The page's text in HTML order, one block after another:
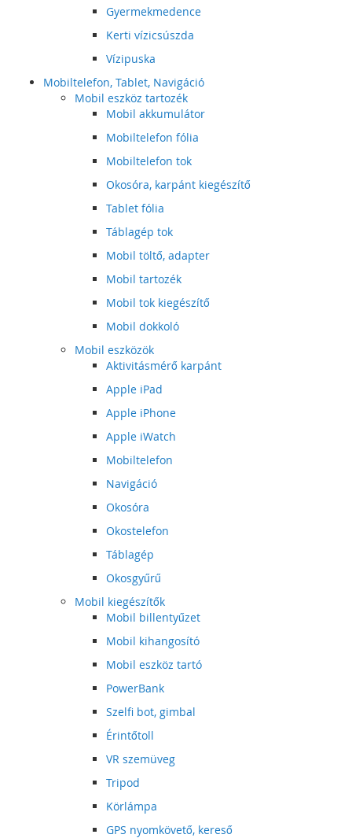
Gyermekmedence
Kerti vízicsúszda
Vízipuska
Mobiltelefon, Tablet, Navigáció
Mobil eszköz tartozék
Mobil akkumulátor
Mobiltelefon fólia
Mobiltelefon tok
Okosóra, karpánt kiegészítő
Tablet fólia
Táblagép tok
Mobil töltő, adapter
Mobil tartozék
Mobil tok kiegészítő
Mobil dokkoló
Mobil eszközök
Aktivitásmérő karpánt
Apple iPad
Apple iPhone
Apple iWatch
Mobiltelefon
Navigáció
Okosóra
Okostelefon
Táblagép
Okosgyűrű
Mobil kiegészítők
Mobil billentyűzet
Mobil kihangosító
Mobil eszköz tartó
PowerBank
Szelfi bot, gimbal
Érintőtoll
VR szemüveg
Tripod
Körlámpa
GPS nyomkövető, kereső